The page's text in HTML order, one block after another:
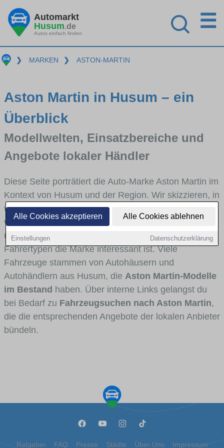
Alle Cookies akzeptieren Alle Cookies ablehnen
Einstellungen Datenschutzerklärung
Automarkt
Husum.de
Autos einfach finden
☰
❯ MARKEN ❯ ASTON-MARTIN
Aston Martin in Husum – ein
Überblick
Modellwelten, Einsatzbereiche und
Angebote lokaler Händler
Diese Seite porträtiert die Auto-Marke Aston Martin im
Kontext von Husum und der Region. Wir skizzieren, in
welchen Fahrzeugklassen Aston Martin stark
vertreten ist, welche Modellreihen häufig im Stadt-
und Umlandverkehr zu sehen sind und für welche
Fahrertypen die Marke interessant ist. Viele
Fahrzeuge stammen von Autohäusern und
Autohändlern aus Husum, die Aston Martin-Modelle
im Bestand haben. Über interne Links gelangst du
bei Bedarf zu Fahrzeugsuchen nach Aston Martin,
die die entsprechenden Angebote der lokalen Anbieter
bündeln.
Ratgeber FAQ Presse Städte Über Uns Impressum